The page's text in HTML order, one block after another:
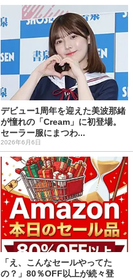
デビュー1周年を迎えた美波那緒
が憧れの「Cream」に初登場。
セーラー服にまつわ...
2026年6月6日
「え、こんなセールやってた
の？」80％OFF以上が続々登